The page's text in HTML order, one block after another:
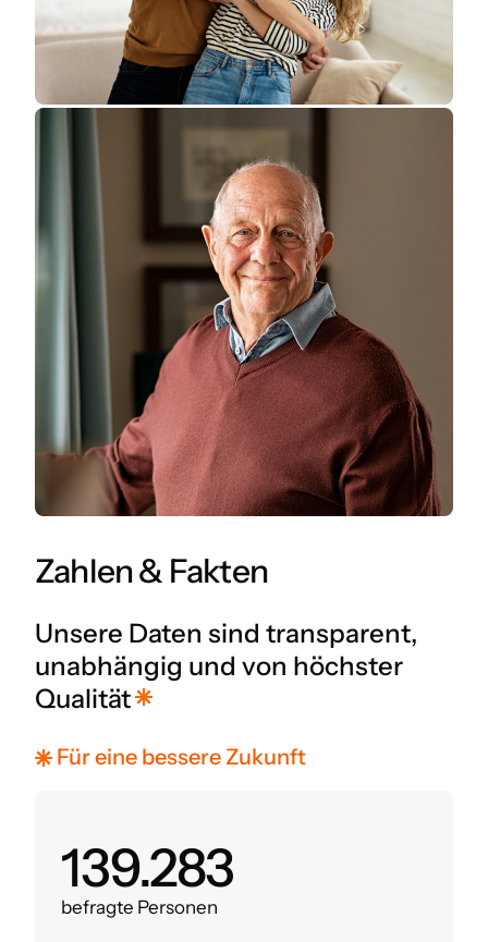
Zahlen & Fakten
Unsere Daten sind transparent,
unabhängig und von höchster
Qualität
Für eine bessere Zukunft
160.000
befragte Personen